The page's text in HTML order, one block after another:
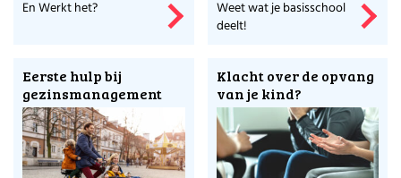
En Werkt het?
Weet wat je basisschool
deelt!
Eerste hulp bij
gezinsmanagement
Klacht over de opvang
van je kind?